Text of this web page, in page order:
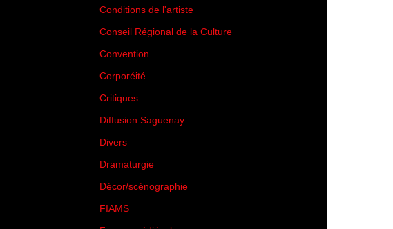
Conditions de l'artiste
Conseil Régional de la Culture
Convention
Corporéité
Critiques
Diffusion Saguenay
Divers
Dramaturgie
Décor/scénographie
FIAMS